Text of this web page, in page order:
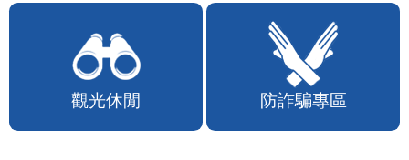
觀光休閒 防詐騙專區